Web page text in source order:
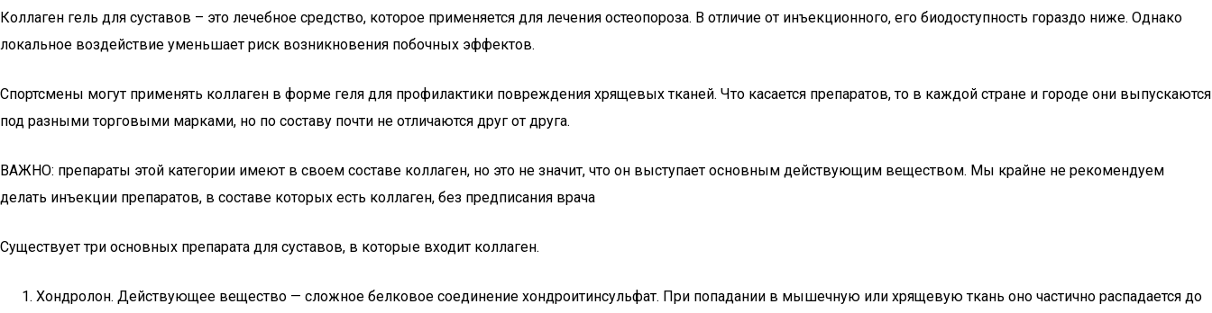
Коллаген гель для суставов – это лечебное средство, которое применяется для лечения остеопороза. В отличие от инъекционного, его биодоступность гораздо ниже. Однако
локальное воздействие уменьшает риск возникновения побочных эффектов.
Спортсмены могут применять коллаген в форме геля для профилактики повреждения хрящевых тканей. Что касается препаратов, то в каждой стране и городе они выпускаются
под разными торговыми марками, но по составу почти не отличаются друг от друга.
ВАЖНО: препараты этой категории имеют в своем составе коллаген, но это не значит, что он выступает основным действующим веществом. Мы крайне не рекомендуем
делать инъекции препаратов, в составе которых есть коллаген, без предписания врача
Существует три основных препарата для суставов, в которые входит коллаген.
Хондролон. Действующее вещество — сложное белковое соединение хондроитинсульфат. При попадании в мышечную или хрящевую ткань оно частично распадается до